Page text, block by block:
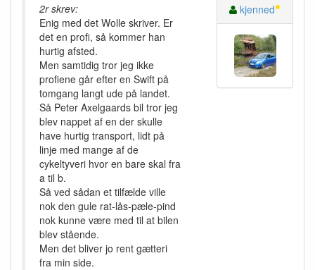
2r skrev:
Enig med det Wolle skriver. Er
det en profi, så kommer han
hurtig afsted.
Men samtidig tror jeg ikke
profiene går efter en Swift på
tomgang langt ude på landet.
Så Peter Axelgaards bil tror jeg
blev nappet af en der skulle
have hurtig transport, lidt på
linje med mange af de
cykeltyveri hvor en bare skal fra
a til b.
Så ved sådan et tilfælde ville
nok den gule rat-lås-pæle-pind
nok kunne være med til at bilen
blev stående.
Men det bliver jo rent gætteri
fra min side.
kjenned